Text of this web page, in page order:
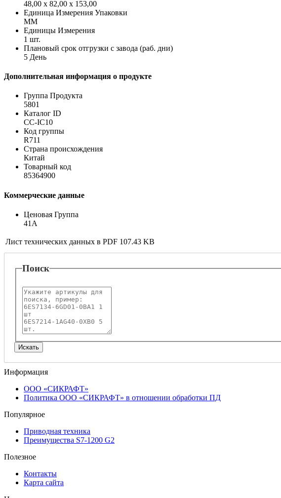
48,00 x 82,00 x 153,00
Единица Измерения Упаковки
MM
Единицы Измерения
1 шт.
Плановый срок отгрузки с завода (раб. дни)
5 День
Дополнительная информация о продукте
Группа Продукта
5801
Каталог ID
CC-IC10
Код группы
R711
Страна происхождения
Китай
Товарный код
85364900
Коммерческие данные
Ценовая Группа
41A
Лист технических данных в PDF 107.43 KB
Поиск
Информация
ООО «СИКРАФТ»
Политика ООО «СИКРАФТ» в отношении обработки ПД
Популярное
Приводная техника
Преимущества S7-1200 G2
Полезное
Контакты
Карта сайта